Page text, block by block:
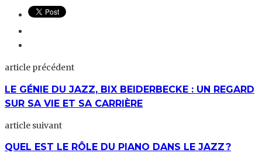
article précédent
LE GÉNIE DU JAZZ, BIX BEIDERBECKE : UN REGARD
SUR SA VIE ET SA CARRIÈRE
article suivant
QUEL EST LE RÔLE DU PIANO DANS LE JAZZ ?